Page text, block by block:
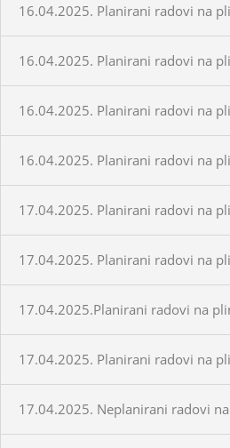
16.04.2025. Planirani radovi na
16.04.2025. Planirani radovi na
16.04.2025. Planirani radovi na
16.04.2025. Planirani radovi na
17.04.2025. Planirani radovi na
17.04.2025. Planirani radovi na
17.04.2025.Planirani radovi na
17.04.2025. Planirani radovi na
17.04.2025. Neplanirani radovi